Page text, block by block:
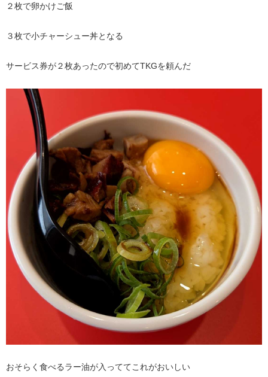
２枚で卵かけご飯
３枚で小チャーシュー丼となる
サービス券が２枚あったので初めてTKGを頼んだ
おそらく食べるラー油が入っててこれがおいしい